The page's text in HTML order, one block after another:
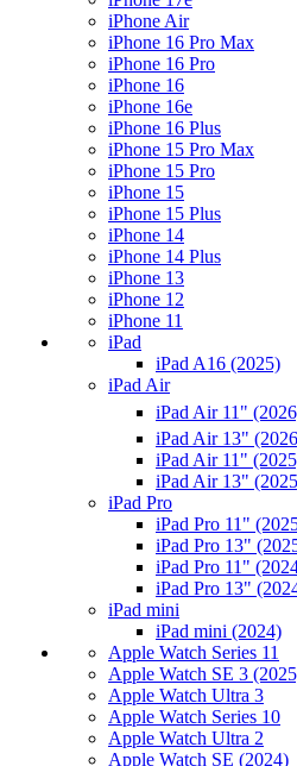
iPhone Air
iPhone 16 Pro Max
iPhone 16 Pro
iPhone 16
iPhone 16e
iPhone 16 Plus
iPhone 15 Pro Max
iPhone 15 Pro
iPhone 15
iPhone 15 Plus
iPhone 14
iPhone 14 Plus
iPhone 13
iPhone 12
iPhone 11
iPad
iPad A16 (2025)
iPad Air
iPad Air 11"
iPad Air 13"
iPad Air 11"
iPad Air 13"
iPad Pro
iPad Pro 11"
iPad Pro 13"
iPad Pro 11"
iPad Pro 13"
iPad mini
iPad mini (2024)
Apple Watch Series 11
Apple Watch SE 3
Apple Watch Ultra 3
Apple Watch Series 10
Apple Watch Ultra 2
Apple Watch SE (2024)